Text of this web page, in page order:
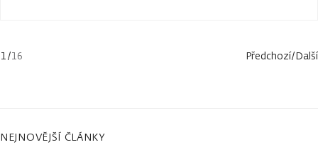
1/16 Předchozí/Další
NEJNOVĚJŠÍ ČLÁNKY